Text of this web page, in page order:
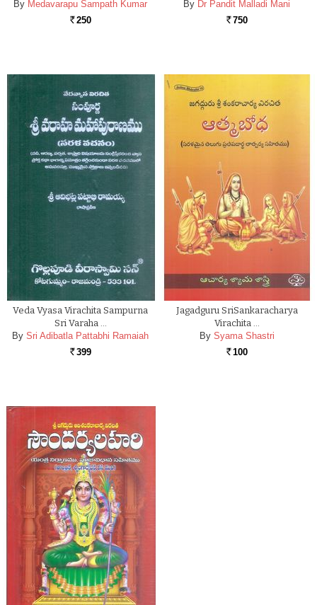
By Medavarapu Sampath Kumar
Rs. 250
By Dr Pandit Malladi Mani
Rs. 750
Veda Vyasa Virachita Sampurna
Sri Varaha …
By Sri Adibatla Pattabhi Ramaiah
Rs. 399
Jagadguru SriSankaracharya
Virachita …
By Syama Shastri
Rs. 100